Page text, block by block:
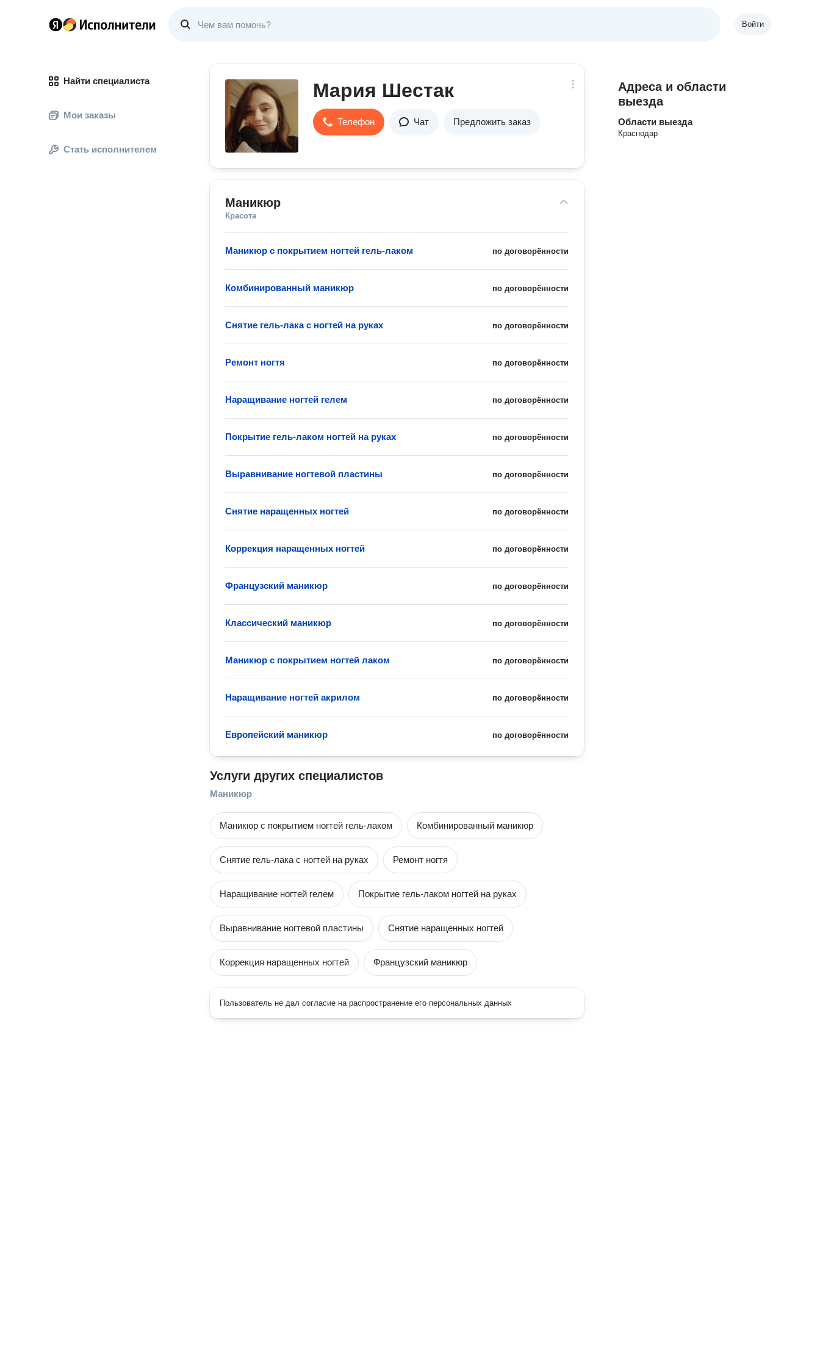
Войти
Найти специалиста
Мои заказы
Стать исполнителем
Мария Шестак
Телефон Чат Предложить заказ
Маникюр
Красота
по договорённости
Маникюр с покрытием ногтей гель-лаком
по договорённости
Комбинированный маникюр
по договорённости
Снятие гель-лака с ногтей на руках
по договорённости
Ремонт ногтя
по договорённости
Наращивание ногтей гелем
по договорённости
Покрытие гель-лаком ногтей на руках
по договорённости
Выравнивание ногтевой пластины
по договорённости
Снятие наращенных ногтей
по договорённости
Коррекция наращенных ногтей
по договорённости
Французский маникюр
по договорённости
Классический маникюр
по договорённости
Маникюр с покрытием ногтей лаком
по договорённости
Наращивание ногтей акрилом
по договорённости
Европейский маникюр
Услуги других специалистов
Маникюр
Маникюр с покрытием ногтей гель-лаком Комбинированный маникюр
Снятие гель-лака с ногтей на руках Ремонт ногтя
Наращивание ногтей гелем Покрытие гель-лаком ногтей на руках
Выравнивание ногтевой пластины Снятие наращенных ногтей
Коррекция наращенных ногтей Французский маникюр
Пользователь не дал согласие на распространение его персональных данных
Адреса и области
выезда
Области выезда
Краснодар